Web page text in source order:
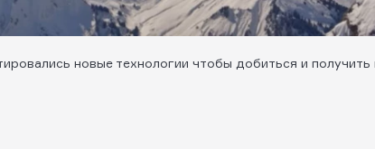
новые технологии чтобы добиться и